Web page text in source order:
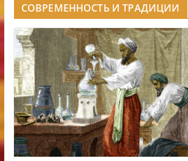
СОВРЕМЕННОСТЬ И ТРАДИЦИИ